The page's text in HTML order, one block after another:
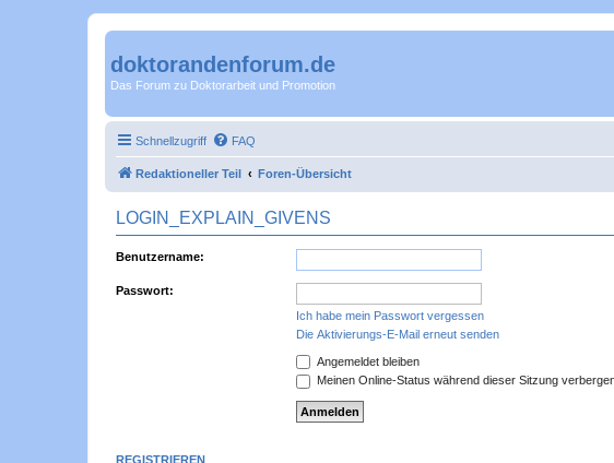
doktorandenforum.de
Das Forum zu Doktorarbeit und Promotion
Schnellzugriff FAQ
Redaktioneller Teil Foren-Übersicht
LOGIN_EXPLAIN_GIVENS
Benutzername:
Passwort:
Ich habe mein Passwort vergessen
Die Aktivierungs-E-Mail erneut senden
Angemeldet bleiben
Meinen Online-Status während dieser Sitzung
REGISTRIEREN